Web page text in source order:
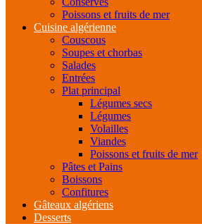
Poissons et fruits de mer
Cuisine algérienne
Couscous
Soupes et chorbas
Salades
Entrées
Plat principal
Légumes secs
Légumes
Volailles
Viandes
Poissons et fruits de mer
Pâtes et Pains
Boissons
Confitures
Gâteaux algériens
Desserts